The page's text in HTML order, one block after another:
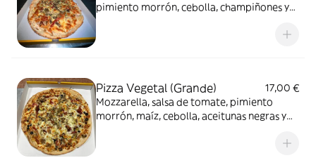
pimiento morrón, cebolla, champiñones y
Pizza Vegetal (Grande)
17,00 €
Mozzarella, salsa de tomate, pimiento
morrón, maíz, cebolla, aceitunas negras y